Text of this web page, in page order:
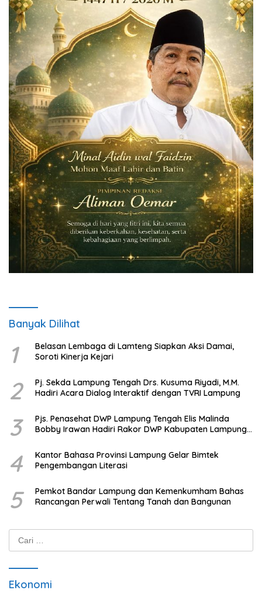
Banyak Dilihat
1
Belasan Lembaga di Lamteng Siapkan Aksi Damai,
Soroti Kinerja Kejari
2
Pj. Sekda Lampung Tengah Drs. Kusuma Riyadi, M.M.
Hadiri Acara Dialog Interaktif dengan TVRI Lampung
3
Pjs. Penasehat DWP Lampung Tengah Elis Malinda
Bobby Irawan Hadiri Rakor DWP Kabupaten Lampung
4
Kantor Bahasa Provinsi Lampung Gelar Bimtek
Pengembangan Literasi
5
Pemkot Bandar Lampung dan Kemenkumham Bahas
Rancangan Perwali Tentang Tanah dan Bangunan
Ekonomi